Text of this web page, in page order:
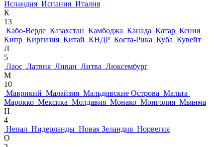
Исландия Испания Италия
К
13
Кабо-Верде Казахстан Камбоджа Канада Катар Кения
Кипр Киргизия Китай КНДР Коста-Рика Куба Кувейт
Л
5
Лаос Латвия Ливан Литва Люксембург
М
10
Маврикий Малайзия Мальдивские Острова Мальта
Марокко Мексика Молдавия Монако Монголия Мьянма
Н
4
Непал Нидерланды Новая Зеландия Норвегия
О